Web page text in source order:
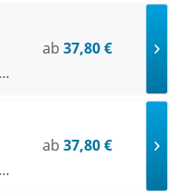
ab 37,80 €
ab 37,80 €